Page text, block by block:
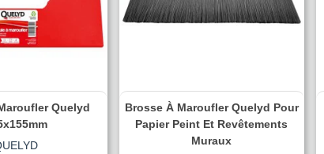
Quelyd
Brosse À Maroufler Quelyd Pour
Papier Peint Et Revêtements
Muraux